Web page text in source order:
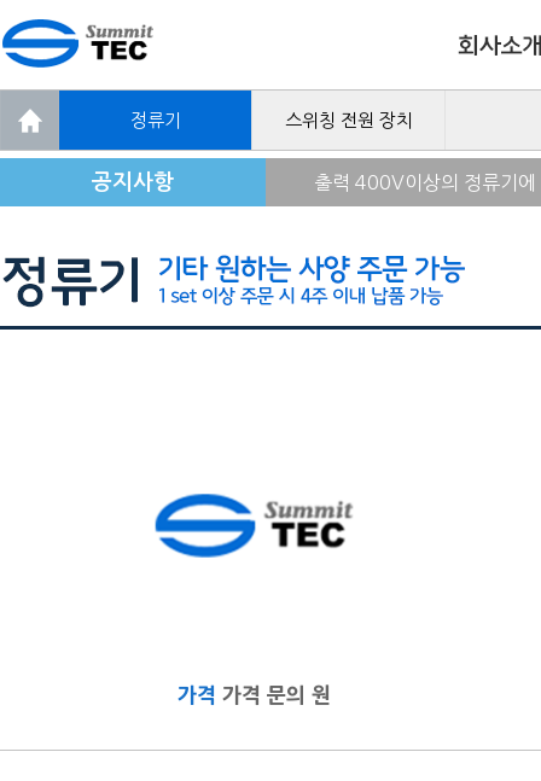
정류기 스위칭 전원 장치
공지사항 출력 400V이상의 정류기
제품 주문 시 최대한 빠른
가격 가격 문의 원